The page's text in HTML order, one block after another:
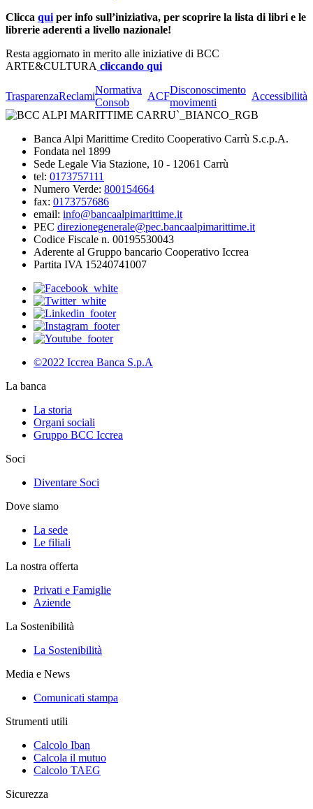
Clicca qui per info sull’iniziativa, per scoprire la lista di libri e le
librerie aderenti a livello nazionale!
Resta aggiornato in merito alle iniziative di BCC
ARTE&CULTURA cliccando qui
TrasparenzaReclami
Normativa
Consob
ACF
Disconoscimento
movimenti
Accessibilità
Banca Alpi Marittime Credito Cooperativo Carrù S.c.p.A.
Fondata nel 1899
Sede Legale Via Stazione, 10 - 12061 Carrù
tel: 0173757111
Numero Verde: 800154664
fax: 0173757686
email: info@bancaalpimarittime.it
PEC direzionegenerale@pec.bancaalpimarittime.it
Codice Fiscale n. 00195530043
Aderente al Gruppo bancario Cooperativo Iccrea
Partita IVA 15240741007
©2022 Iccrea Banca S.p.A
La banca
La storia
Organi sociali
Gruppo BCC Iccrea
Soci
Diventare Soci
Dove siamo
La sede
Le filiali
La nostra offerta
Privati e Famiglie
Aziende
La Sostenibilità
La Sostenibilità
Media e News
Comunicati stampa
Strumenti utili
Calcolo Iban
Calcola il mutuo
Calcolo TAEG
Sicurezza